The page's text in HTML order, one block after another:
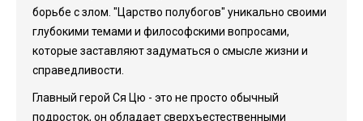
борьбе с злом. "Царство полубогов" уникально своими
глубокими темами и философскими вопросами,
которые заставляют задуматься о смысле жизни и
справедливости.
Главный герой Ся Цю - это не просто обычный
подросток, он обладает сверхъестественными